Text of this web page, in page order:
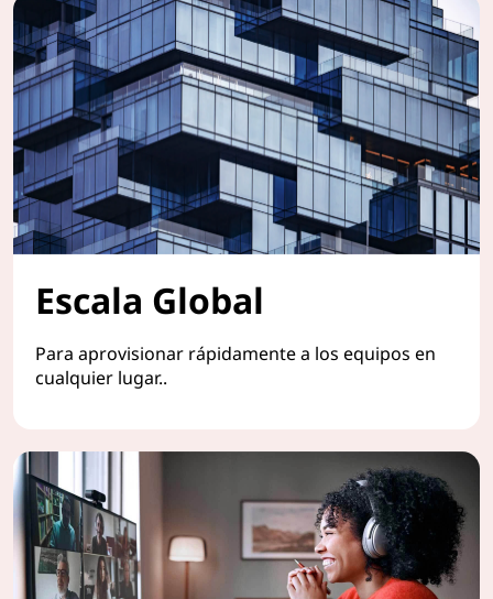
Escala Global
Para aprovisionar rápidamente a los equipos en
cualquier lugar..